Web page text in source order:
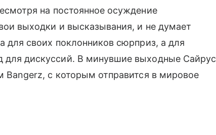
на постоянное осуждение
выходки и высказывания, и не думает
для своих поклонников сюрприз, а для
для дискуссий. В минувшие выходные Сайрус
Bangerz, с которым отправится в мировое